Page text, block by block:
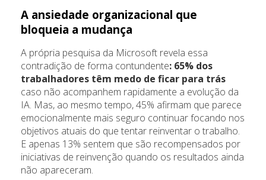
A ansiedade organizacional que
bloqueia a mudança
A própria pesquisa da Microsoft revela essa
contradição de forma contundente: 65% dos
trabalhadores têm medo de ficar para trás
caso não acompanhem rapidamente a evolução da
IA. Mas, ao mesmo tempo, 45% afirmam que parece
emocionalmente mais seguro continuar focando nos
objetivos atuais do que tentar reinventar o trabalho.
E apenas 13% sentem que são recompensados por
iniciativas de reinvenção quando os resultados ainda
não apareceram.